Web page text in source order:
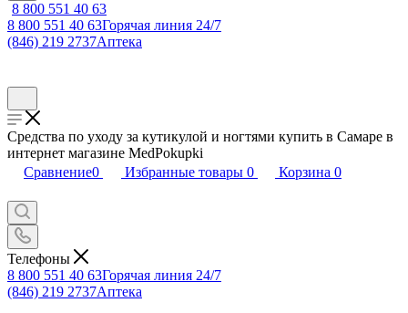
8 800 551 40 63
8 800 551 40 63Горячая линия 24/7
(846) 219 2737Аптека
Средства по уходу за кутикулой и ногтями купить в Самаре в
интернет магазине MedPokupki
Сравнение0 Избранные товары 0 Корзина 0
Телефоны
8 800 551 40 63Горячая линия 24/7
(846) 219 2737Аптека